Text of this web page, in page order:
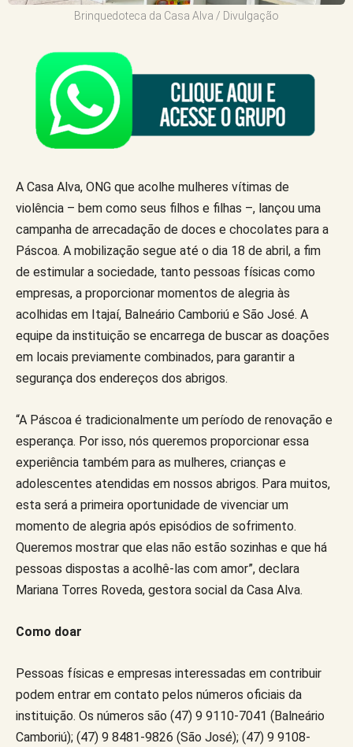
Brinquedoteca da Casa Alva / Divulgação
A Casa Alva, ONG que acolhe mulheres vítimas de
violência – bem como seus filhos e filhas –, lançou uma
campanha de arrecadação de doces e chocolates para a
Páscoa. A mobilização segue até o dia 18 de abril, a fim
de estimular a sociedade, tanto pessoas físicas como
empresas, a proporcionar momentos de alegria às
acolhidas em Itajaí, Balneário Camboriú e São José. A
equipe da instituição se encarrega de buscar as doações
em locais previamente combinados, para garantir a
segurança dos endereços dos abrigos.
“A Páscoa é tradicionalmente um período de renovação e
esperança. Por isso, nós queremos proporcionar essa
experiência também para as mulheres, crianças e
adolescentes atendidas em nossos abrigos. Para muitos,
esta será a primeira oportunidade de vivenciar um
momento de alegria após episódios de sofrimento.
Queremos mostrar que elas não estão sozinhas e que há
pessoas dispostas a acolhê-las com amor”, declara
Mariana Torres Roveda, gestora social da Casa Alva.
Como doar
Pessoas físicas e empresas interessadas em contribuir
podem entrar em contato pelos números oficiais da
instituição. Os números são (47) 9 9110-7041 (Balneário
Camboriú); (47) 9 8481-9826 (São José); (47) 9 9108-